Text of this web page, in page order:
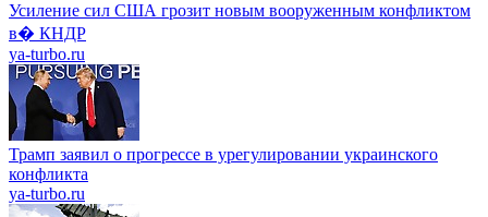
Усиление сил США грозит новым вооруженным конфликтом
в� КНДР
ya-turbo.ru
Трамп заявил о прогрессе в урегулировании украинского
конфликта
ya-turbo.ru